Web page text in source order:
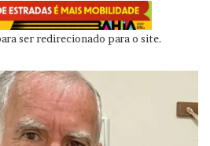
ser redirecionado para o site.